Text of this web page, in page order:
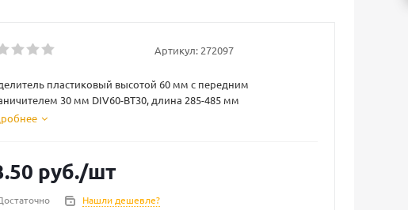
Артикул: 272097
пластиковый высотой 60 мм с передним
30 мм DIV60-BT30, длина 285-485 мм
руб./шт
Нашли дешевле?